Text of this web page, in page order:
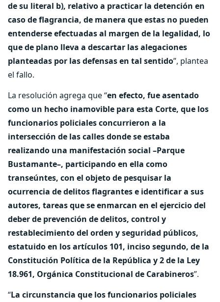
de su literal b), relativo a practicar la detención en
caso de flagrancia, de manera que estas no pueden
entenderse efectuadas al margen de la legalidad, lo
que de plano lleva a descartar las alegaciones
planteadas por las defensas en tal sentido”, plantea
el fallo.
La resolución agrega que “en efecto, fue asentado
como un hecho inamovible para esta Corte, que los
funcionarios policiales concurrieron a la
intersección de las calles donde se estaba
realizando una manifestación social –Parque
Bustamante–, participando en ella como
transeúntes, con el objeto de pesquisar la
ocurrencia de delitos flagrantes e identificar a sus
autores, tareas que se enmarcan en el ejercicio del
deber de prevención de delitos, control y
restablecimiento del orden y seguridad públicos,
estatuido en los artículos 101, inciso segundo, de la
Constitución Política de la República y 2 de la Ley
18.961, Orgánica Constitucional de Carabineros”.
“La circunstancia que los funcionarios policiales